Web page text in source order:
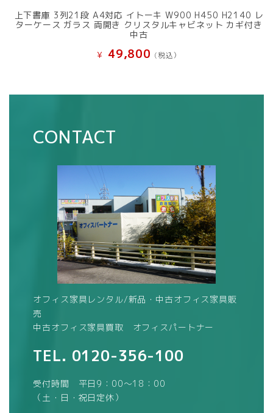
上下書庫 3列21段 A4対応 イトーキ W900 H450 H2140 レ
ターケース ガラス 両開き クリスタルキャビネット カギ付き
中古
¥ 49,800 (税込）
CONTACT
オフィス家具レンタル/新品・中古オフィス家具販
売
中古オフィス家具買取 オフィスパートナー
TEL. 0120-356-100
受付時間 平日9：00～18：00
（土・日・祝日定休）